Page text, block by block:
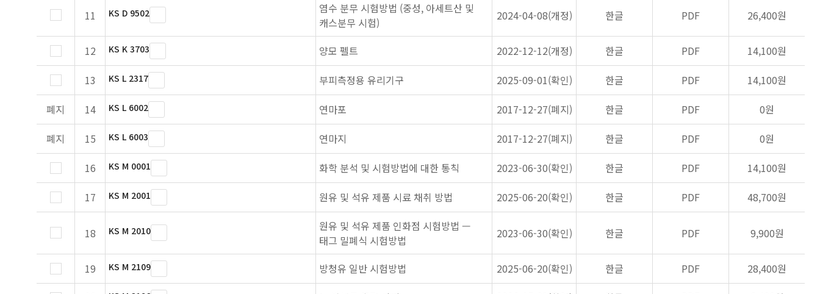
11 KS D 9502
염수 분무 시험방법 (중성, 아세트산 및
캐스분무 시험)
2024-04-08(개정) 한글 PDF 26,400원
12 KS K 3703 양모 펠트 2022-12-12(개정) 한글 PDF
14,100원
13
KS L 2317 부피측정용 유리기구 2025-09-01(확인) 한글 PDF
14,100원
폐지
14 KS L 6002 연마포 2017-12-27(폐지) 한글 PDF
0원
폐지
15 KS L 6003 연마지 2017-12-27(폐지) 한글 PDF
0원
16
KS M 0001 화학 분석 및 시험방법에 대한 통칙 2023-06-30(확인) 한글 PDF
14,100원
17
KS M 2001 원유 및 석유 제품 시료 채취 방법 2025-06-20(확인) 한글 PDF 48,700원
18 KS M 2010
원유 및 석유 제품 인화점 시험방법 —
태그 밀폐식 시험방법
2023-06-30(확인) 한글 PDF 9,900원
19 KS M 2109 방청유 일반 시험방법 2025-06-20(확인) 한글 PDF
28,400원